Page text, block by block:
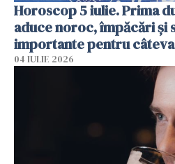
Horoscop 5 iulie. Prima
aduce noroc, împăcări și
importante pentru
04 IULIE 2026